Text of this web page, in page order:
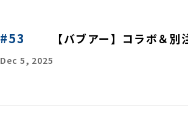
#53 【バブアー】コラボ＆
Dec 5, 2025